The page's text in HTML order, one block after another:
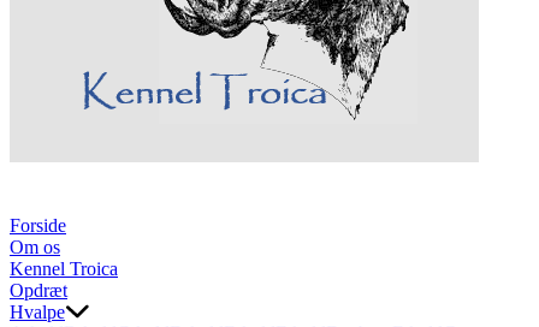
Forside
Om os
Kennel Troica
Opdræt
Hvalpe